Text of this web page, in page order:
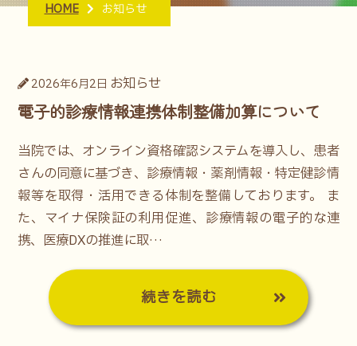
HOME お知らせ
2026年6月2日 お知らせ
電子的診療情報連携体制整備加算について
当院では、オンライン資格確認システムを導入し、患者
さんの同意に基づき、診療情報・薬剤情報・特定健診情
報等を取得・活用できる体制を整備しております。 ま
た、マイナ保険証の利用促進、診療情報の電子的な連
携、医療DXの推進に取…
続きを読む